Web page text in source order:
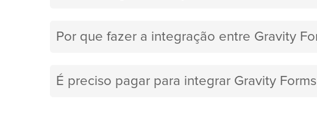
Por que fazer a integração entre Gravity
É preciso pagar para integrar Gravity